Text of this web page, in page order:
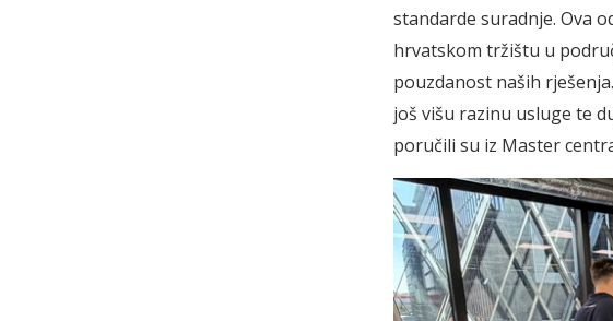
standarde suradnje. Ova
hrvatskom tržištu u
pouzdanost naših
još višu razinu usluge te
poručili su iz Master